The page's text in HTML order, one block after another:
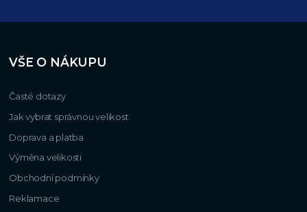
VŠE O NÁKUPU
Časté dotazy
Jak vybrat správnou velikost
Doprava a platba
Výměna velikosti
Obchodní podmínky
Reklamace